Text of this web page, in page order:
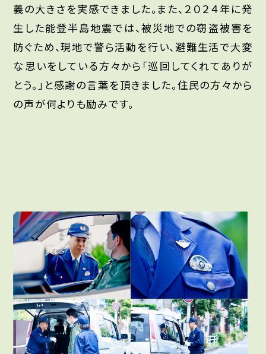
義の大きさを実感できました。また、２０２４年に発
生した能登半島地震では、被災地での窃盗被害を
防ぐため、現地で警ら活動を行い、避難生活で大変
な思いをしている方々から「巡回してくれてありが
とう。」と感謝の言葉を頂きました。住民の方々から
の声が何よりも励みです。